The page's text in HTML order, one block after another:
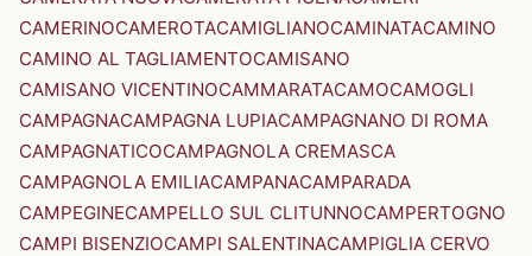
CAMERINOCAMEROTACAMIGLIANOCAMINATACAMINO
CAMINO AL TAGLIAMENTOCAMISANO
CAMISANO VICENTINOCAMMARATACAMOCAMOGLI
CAMPAGNACAMPAGNA LUPIACAMPAGNANO DI ROMA
CAMPAGNATICOCAMPAGNOLA CREMASCA
CAMPAGNOLA EMILIACAMPANACAMPARADA
CAMPEGINECAMPELLO SUL CLITUNNOCAMPERTOGNO
CAMPI BISENZIOCAMPI SALENTINACAMPIGLIA CERVO